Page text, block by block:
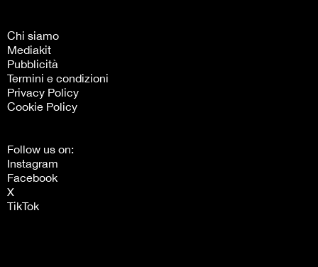
Chi siamo
Mediakit
Pubblicità
Termini e condizioni
Privacy Policy
Cookie Policy
Follow us on:
Instagram
Facebook
X
TikTok